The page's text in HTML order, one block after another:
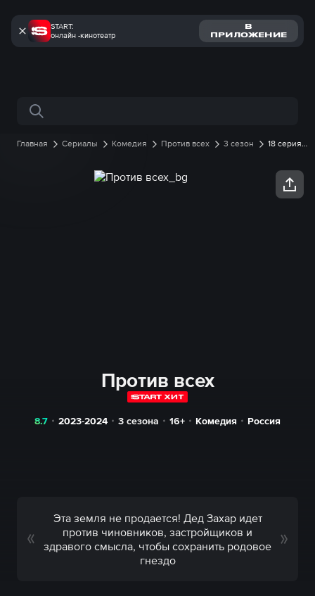
START:
онлайн -кинотеатр
В
ПРИЛОЖЕНИЕ
Поиск по сайту
Главная Сериалы Комедия Против всех 3 сезон
18 серия
Против всех
8.7 2023-2024 3 сезона 16+ Комедия Россия
Эта земля не продается! Дед Захар идет
против чиновников, застройщиков и
здравого смысла, чтобы сохранить родовое
гнездо